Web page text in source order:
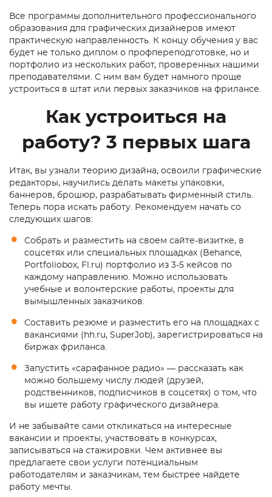
Все программы дополнительного профессионального
образования для графических дизайнеров имеют
практическую направленность. К концу обучения у вас
будет не только диплом о профпереподготовке, но и
портфолио из нескольких работ, проверенных нашими
преподавателями. С ним вам будет намного проще
устроиться в штат или первых заказчиков на фрилансе.
Как устроиться на
работу? 3 первых шага
Итак, вы узнали теорию дизайна, освоили графические
редакторы, научились делать макеты упаковки,
баннеров, брошюр, разрабатывать фирменный стиль.
Теперь пора искать работу. Рекомендуем начать со
следующих шагов:
Собрать и разместить на своем сайте-визитке, в
соцсетях или специальных площадках (Behance,
Portfoliobox, Fl.ru) портфолио из 3-5 кейсов по
каждому направлению. Можно использовать
учебные и волонтерские работы, проекты для
вымышленных заказчиков.
Составить резюме и разместить его на площадках с
вакансиями (hh.ru, SuperJob), зарегистрироваться на
биржах фриланса.
Запустить «сарафанное радио» — рассказать как
можно большему числу людей (друзей,
родственников, подписчиков в соцсетях) о том, что
вы ищете работу графического дизайнера.
И не забывайте сами откликаться на интересные
вакансии и проекты, участвовать в конкурсах,
записываться на стажировки. Чем активнее вы
предлагаете свои услуги потенциальным
работодателям и заказчикам, тем быстрее найдете
работу мечты.